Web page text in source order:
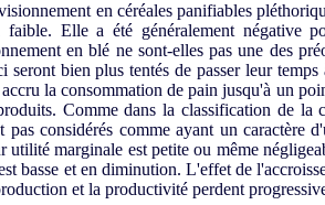
en céréales panifiables
Elle a été généralement négative
en blé ne sont-elles pas une des
bien plus tentés de passer leur
la consommation de pain jusqu'à un
Comme dans la classification de la
considérés comme ayant un caractère
marginale est petite ou même
basse et en diminution. L'effet de
et la productivité perdent